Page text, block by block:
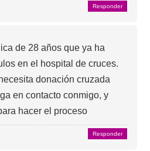
Responder
de 28 años que ya ha
en el hospital de cruces.
donación cruzada
en contacto conmigo, y
hacer el proceso
Responder